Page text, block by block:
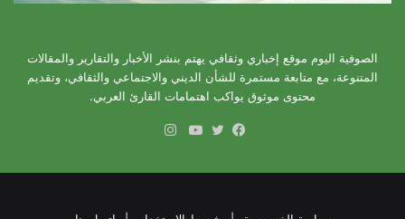
الصوفية اليوم موقع إخباري وثقافي يهتم بنشر الأخبار والتقارير والمقالات
المتنوعة، مع متابعة مستمرة للشأن الديني والاجتماعي والثقافي، وتقديم
محتوى موثوق يواكب اهتمامات القارئ العربي.